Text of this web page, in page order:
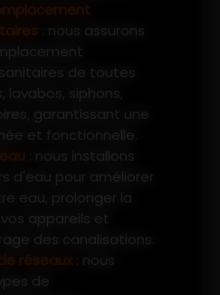
: nous assurons
de toutes
lavabos, siphons,
garantissant une
et fonctionnelle.
: nous installons
d'eau pour améliorer
eau, prolonger la
appareils et
des canalisations.
réseaux : nous
de